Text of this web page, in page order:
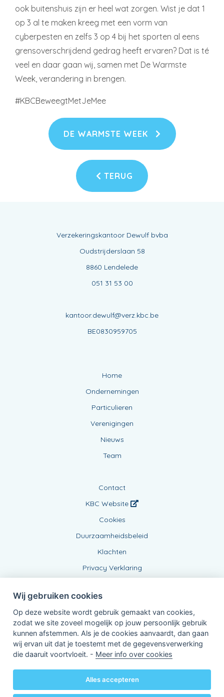
ook buitenshuis zijn er heel wat zorgen. Wist je dat 1
op 3 al te maken kreeg met een vorm van
cyberpesten en zelfs 3 op 4 bij het sporten al eens
grensoverschrijdend gedrag heeft ervaren? Dat is té
veel en daar gaan wij, samen met De Warmste
Week, verandering in brengen.
#KBCBeweegtMetJeMee
DE WARMSTE WEEK
TERUG
Verzekeringskantoor Dewulf bvba
Oudstrijderslaan 58
8860 Lendelede
051 31 53 00
kantoor.dewulf@verz.kbc.be
BE0830959705
Home
Ondernemingen
Particulieren
Verenigingen
Nieuws
Team
Contact
KBC Website
Cookies
Duurzaamheidsbeleid
Klachten
Privacy Verklaring
Verbonden Agent, BE0830959705
van KBC Verzekeringen nv
3000 Leuven - Belgie
BTW BE 0403.552.563 - RPR Leuven
Powered byKBC-Agent(versie 3.21.0)
Wij gebruiken cookies
Op deze website wordt gebruik gemaakt van cookies,
zodat we site zoveel mogelijk op jouw persoonlijk gebruik
kunnen afstemmen. Als je de cookies aanvaardt, dan gaan
wij ervan uit dat je toestemt met de gegevensverwerking
die daaruit voortvloeit. - Meer info over cookies
Alles accepteren